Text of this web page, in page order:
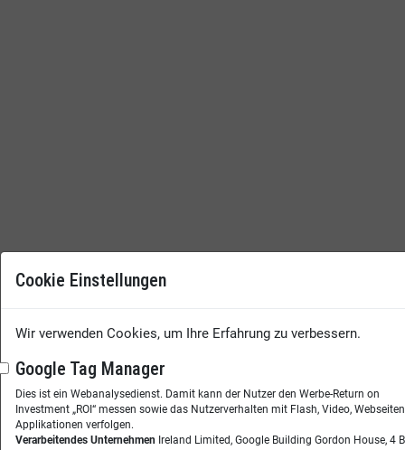
Cookie Einstellungen
Wir verwenden Cookies, um Ihre Erfahrung zu verbessern.
Google Tag Manager
Dies ist ein Webanalysedienst. Damit kann der Nutzer den Werbe-Return on
Investment „ROI“ messen sowie das Nutzerverhalten mit Flash, Video,
Applikationen verfolgen.
Verarbeitendes Unternehmen Ireland Limited, Google Building Gordon House, 4